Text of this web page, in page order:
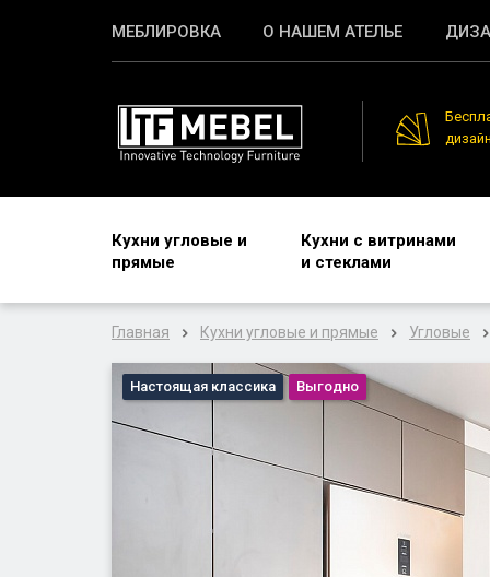
МЕБЛИРОВКА О НАШЕМ АТЕЛЬЕ
Кухни угловые и
прямые
Кухни с витринами
и стеклами
Главная Кухни угловые и прямые Угловые
Настоящая классика Выгодно